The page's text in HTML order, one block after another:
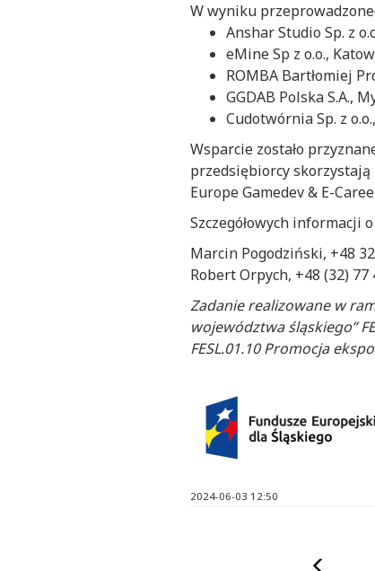
W wyniku
Anshar Studio Sp. z
eMine Sp z o.o.,
ROMBA Bartłomiej
GGDAB Polska S.A.,
Cudotwórnia Sp. z
Wsparcie zostało
przedsiębiorcy
Europe Gamedev & E-
Szczegółowych informacji
Marcin Pogodziński, +48
Robert Orpych, +48 (32) 77
Zadanie realizowane w
województwa śląskiego”
FESL.01.10 Promocja
2024-06-03 12:50